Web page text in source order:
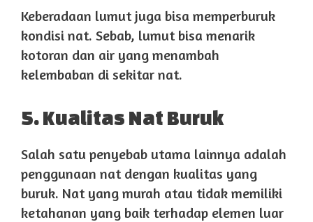
Keberadaan lumut juga bisa memperburuk
kondisi nat. Sebab, lumut bisa menarik
kotoran dan air yang menambah
kelembaban di sekitar nat.
5. Kualitas Nat Buruk
Salah satu penyebab utama lainnya adalah
penggunaan nat dengan kualitas yang
buruk. Nat yang murah atau tidak memiliki
ketahanan yang baik terhadap elemen luar